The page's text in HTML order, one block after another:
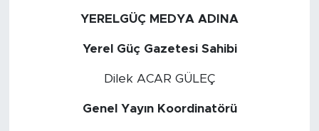
YERELGÜÇ MEDYA ADINA
Yerel Güç Gazetesi Sahibi
Dilek ACAR GÜLEÇ
Genel Yayın Koordinatörü